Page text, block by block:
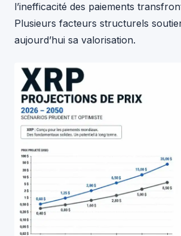
l’inefficacité des paiements
Plusieurs facteurs structurels
aujourd’hui sa valorisation.